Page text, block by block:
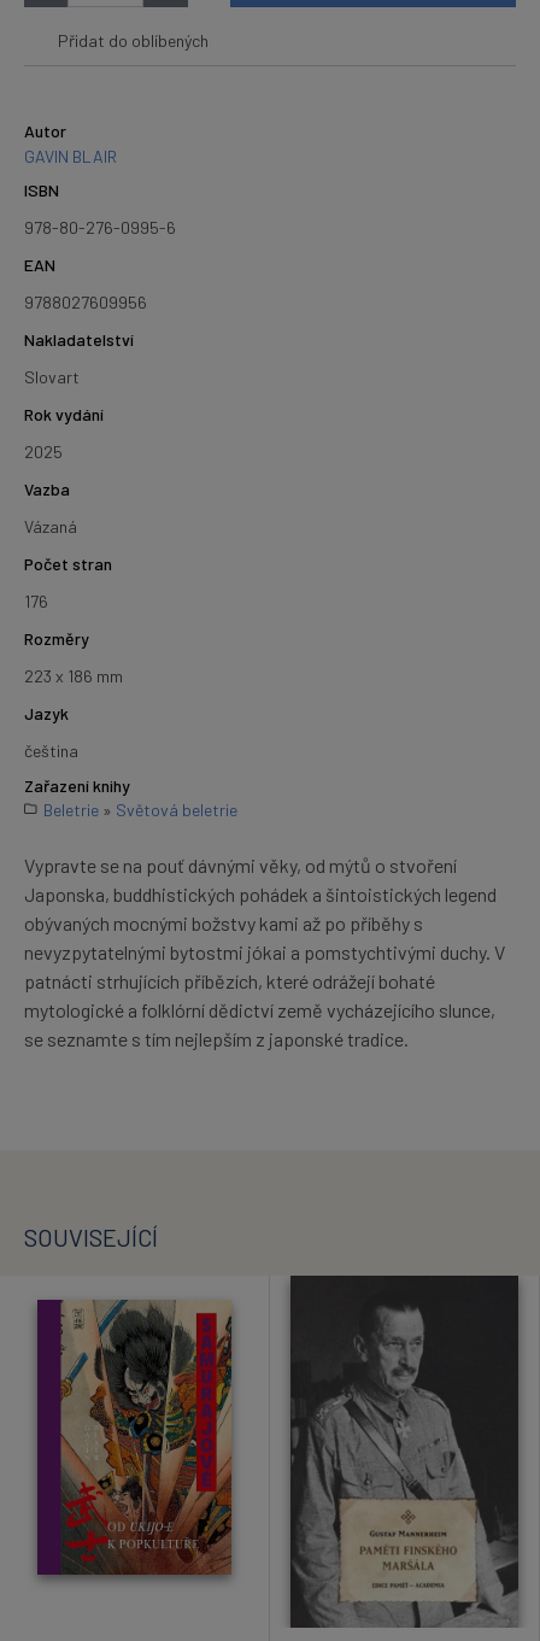
Přidat do oblíbených
Autor
GAVIN BLAIR
ISBN
978-80-276-0995-6
EAN
9788027609956
Nakladatelství
Slovart
Rok vydání
2025
Vazba
Vázaná
Počet stran
176
Rozměry
223 x 186 mm
Jazyk
čeština
Zařazení knihy
Beletrie » Světová beletrie
Vypravte se na pouť dávnými věky, od mýtů o stvoření
Japonska, buddhistických pohádek a šintoistických legend
obývaných mocnými božstvy kami až po příběhy s
nevyzpytatelnými bytostmi jókai a pomstychtivými duchy. V
patnácti strhujících příbězích, které odrážejí bohaté
mytologické a folklórní dědictví země vycházejícího slunce,
se seznamte s tím nejlepším z japonské tradice.
SOUVISEJÍCÍ